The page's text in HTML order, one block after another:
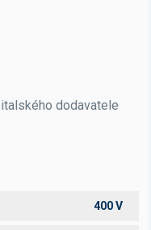
dodavatele
400 V